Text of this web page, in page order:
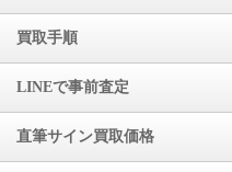
買取手順
LINEで事前査定
直筆サイン買取価格